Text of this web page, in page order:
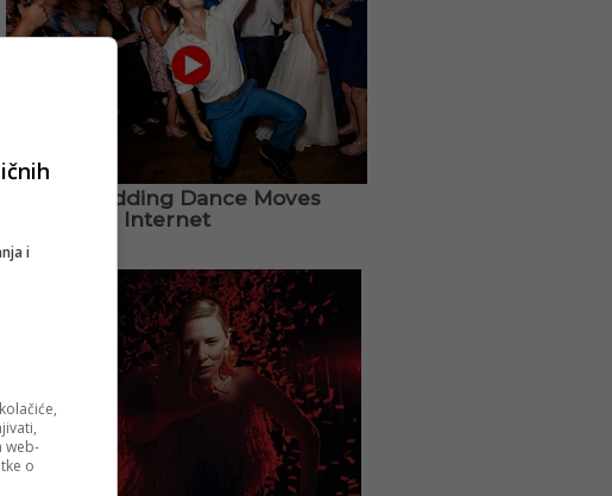
i
web-
o